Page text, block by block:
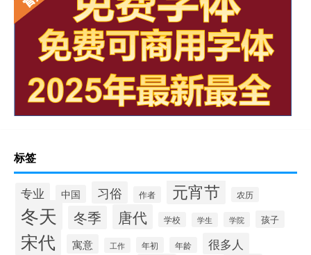
标签
专业 中国 习俗 作者 元宵节 农历
冬天 冬季 唐代 学校 学生 学院 孩子
宋代 寓意 工作 年初 年龄 很多人